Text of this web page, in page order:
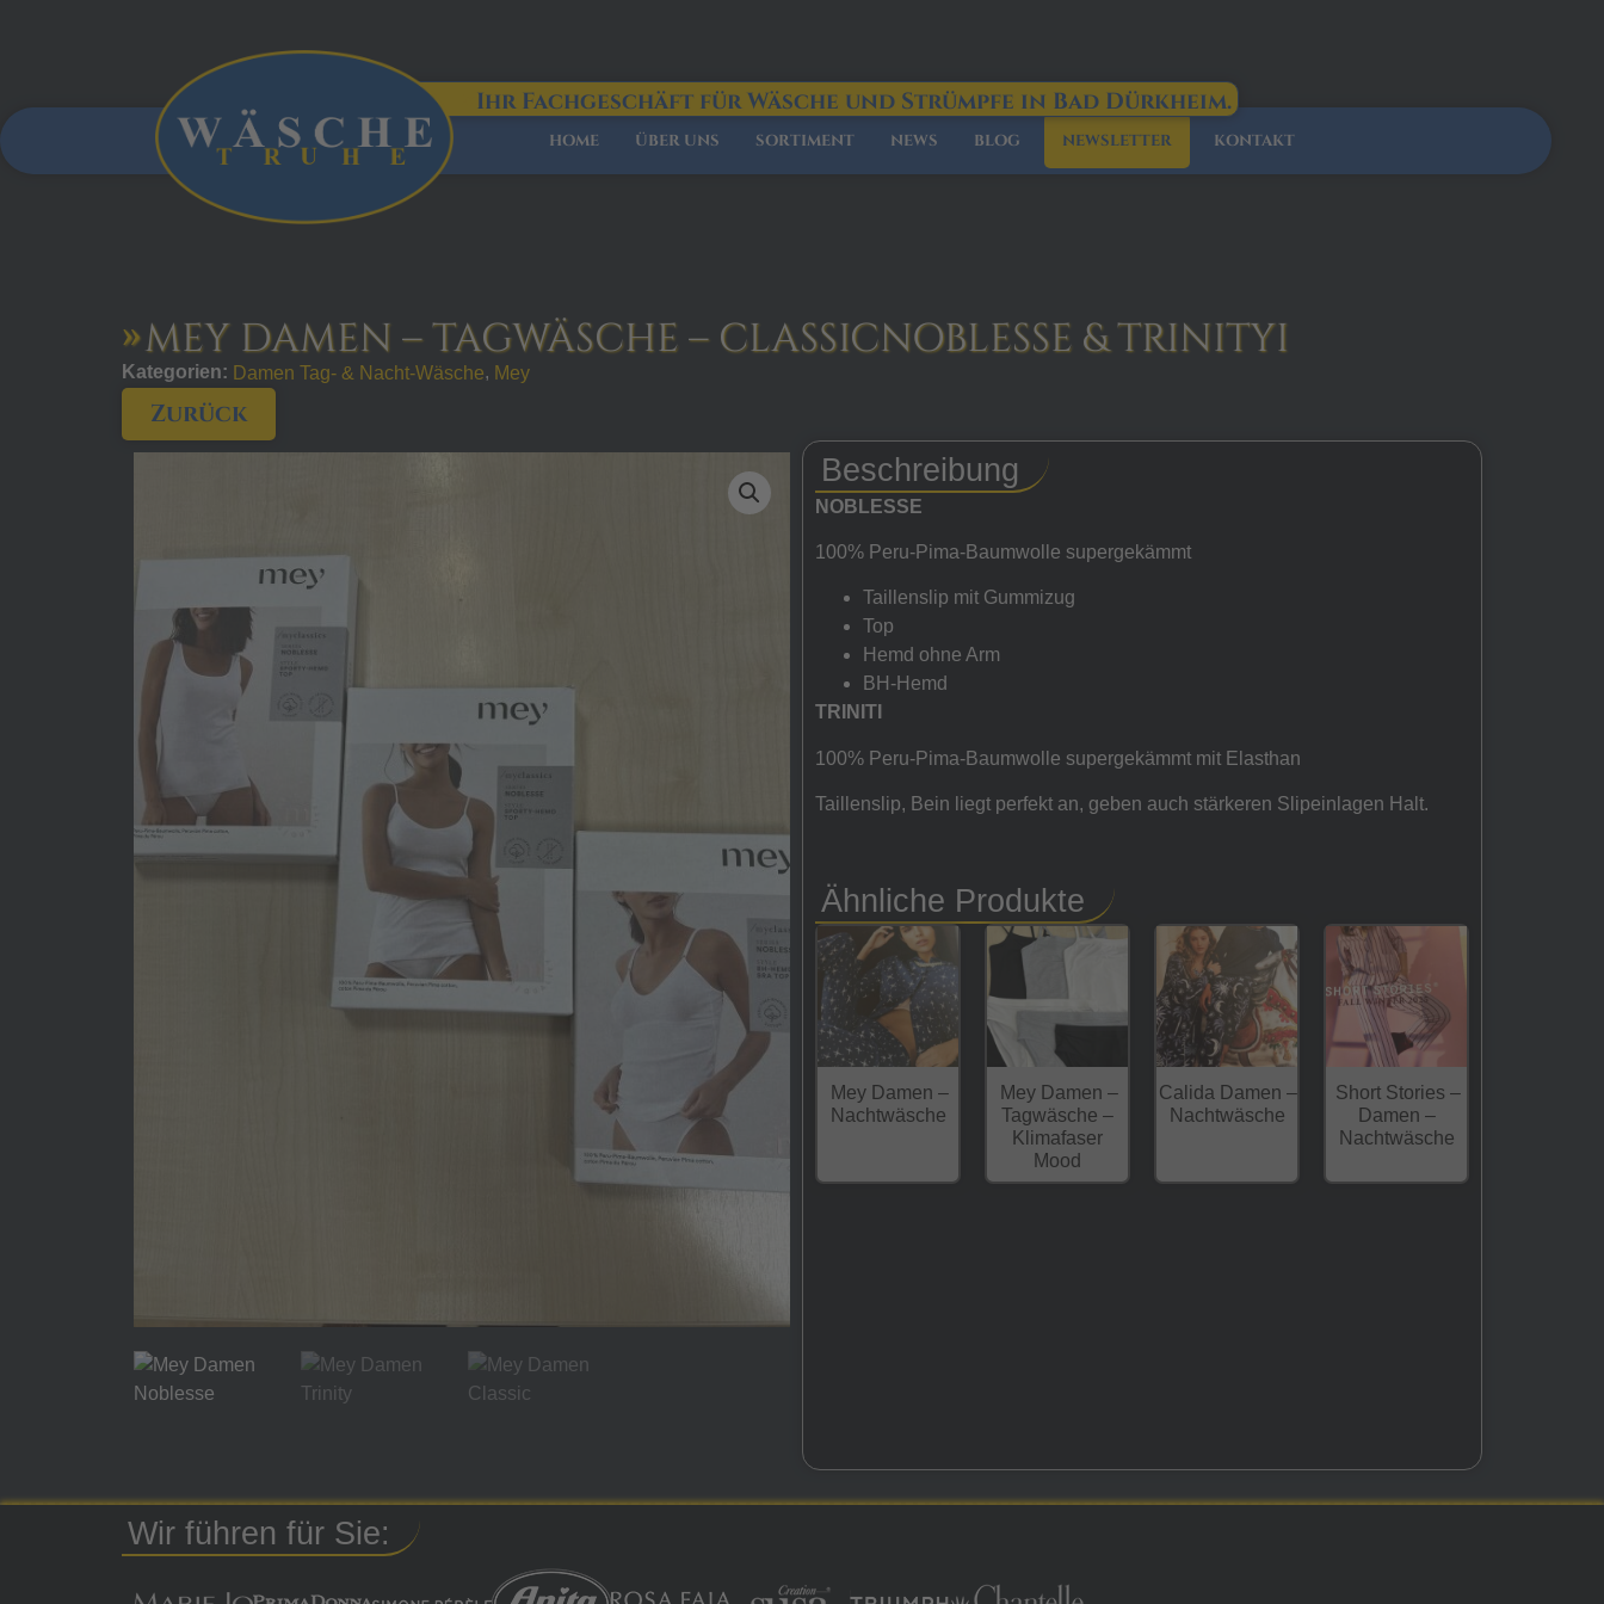
HOME ÜBER UNS SORTIMENT NEWS BLOG NEWSLETTER KONTAKT
Ihr Fachgeschäft für Wäsche und Strümpfe in Bad Dürkheim.
MEY DAMEN – TAGWÄSCHE – CLASSICNOBLESSE & TRINITYI
Kategorien: Damen Tag- & Nacht-Wäsche, Mey
Zurück
Beschreibung
NOBLESSE
100% Peru-Pima-Baumwolle supergekämmt
Taillenslip mit Gummizug
Top
Hemd ohne Arm
BH-Hemd
TRINITI
100% Peru-Pima-Baumwolle supergekämmt mit Elasthan
Taillenslip, Bein liegt perfekt an, geben auch stärkeren Slipeinlagen Halt.
Ähnliche Produkte
Mey Damen –
Nachtwäsche
Mey Damen –
Tagwäsche –
Klimafaser
Mood
Calida Damen –
Nachtwäsche
Short Stories –
Damen –
Nachtwäsche
Wir führen für Sie: